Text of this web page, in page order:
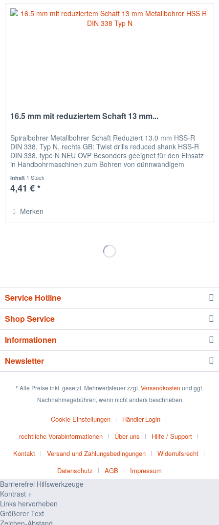
16.5 mm mit reduziertem Schaft 13 mm...
Spiralbohrer Metallbohrer Schaft Reduziert 13.0 mm HSS-R
DIN 338, Typ N, rechts GB: Twist drills reduced shank HSS-R
DIN 338, type N NEU OVP Besonders geeignet für den Einsatz
in Handbohrmaschinen zum Bohren von dünnwandigem
Inhalt 1 Stück
4,41 € *
Merken
Service Hotline
Shop Service
Informationen
Newsletter
* Alle Preise inkl. gesetzl. Mehrwertsteuer zzgl. Versandkosten und ggf.
Nachnahmegebühren, wenn nicht anders beschrieben
Cookie-Einstellungen
Händler-Login
rechtliche Vorabinformationen
Über uns
Hilfe / Support
Kontakt
Versand und Zahlungsbedingungen
Widerrufsrecht
Datenschutz
AGB Impressum
Barrierefrei Hilfswerkzeuge
Kontrast +
Links hervorheben
Größerer Text
Zeichen-Abstand